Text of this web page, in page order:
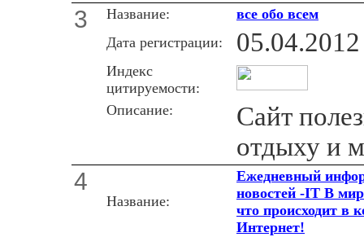
3 Название:
все обо всем
Дата регистрации:
05.04.2012
Индекс
цитируемости:
Описание:
Сайт
отдыху и
4
Название:
Ежедневный
новостей -IT В
что происходит в
Интернет!